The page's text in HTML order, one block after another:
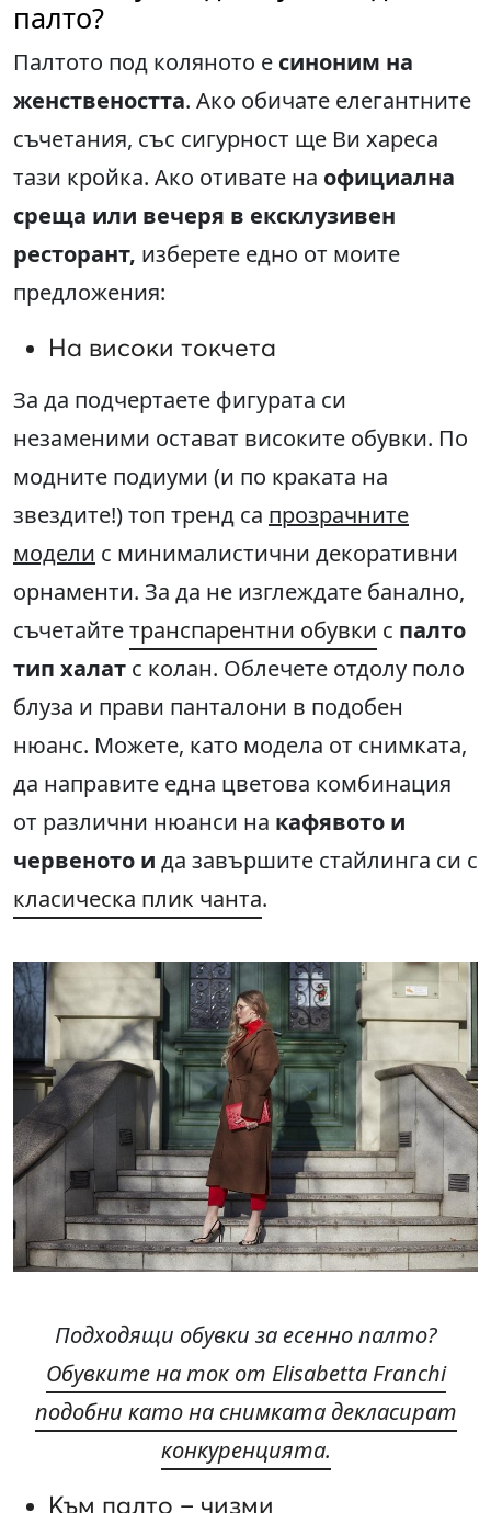
палто?
Палтото под коляното е синоним на
женствеността. Ако обичате елегантните
съчетания, със сигурност ще Ви хареса
тази кройка. Ако отивате на официална
среща или вечеря в ексклузивен
ресторант, изберете едно от моите
предложения:
На високи токчета
За да подчертаете фигурата си
незаменими остават високите обувки. По
модните подиуми (и по краката на
звездите!) топ тренд са прозрачните
модели с минималистични декоративни
орнаменти. За да не изглеждате банално,
съчетайтетранспарентни обувки с палто
тип халат с колан. Облечете отдолу поло
блуза и прави панталони в подобен
нюанс. Можете, като модела от снимката,
да направите една цветова комбинация
от различни нюанси на кафявото и
червеното и да завършите стайлинга си с
класическа плик чанта.
Подходящи обувки за есенно палто?
Обувките на ток от Elisabetta Franchi
подобни като на снимката декласират
конкуренцията.
Към палто – чизми